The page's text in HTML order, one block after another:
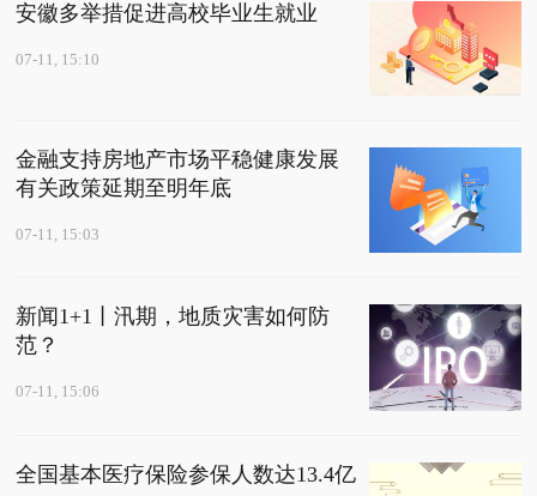
安徽多举措促进高校毕业生就业
07-11, 15:10
金融支持房地产市场平稳健康发展
有关政策延期至明年底
07-11, 15:03
新闻1+1丨汛期，地质灾害如何防
范？
07-11, 15:06
全国基本医疗保险参保人数达13.4亿